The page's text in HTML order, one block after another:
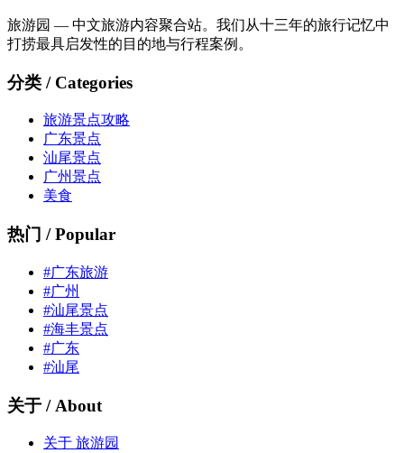
旅游园 — 中文旅游内容聚合站。我们从十三年的旅行记忆中
打捞最具启发性的目的地与行程案例。
分类 / Categories
旅游景点攻略
广东景点
汕尾景点
广州景点
美食
热门 / Popular
#广东旅游
#广州
#汕尾景点
#海丰景点
#广东
#汕尾
关于 / About
关于 旅游园